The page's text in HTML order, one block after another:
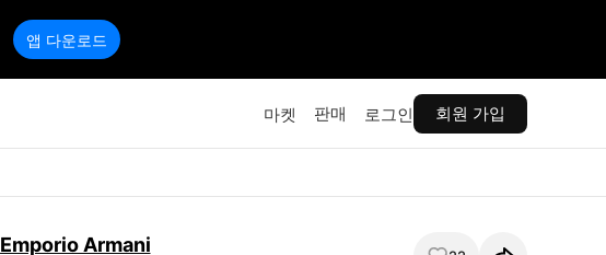
앱 다운로드
마켓 판매 로그인 회원 가입
Emporio Armani